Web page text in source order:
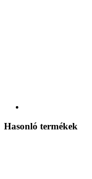
Hasonló termékek